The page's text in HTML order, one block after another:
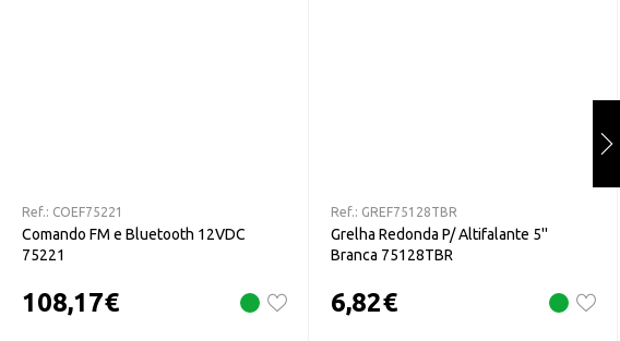
Ref.: COEF75221
Comando FM e Bluetooth 12VDC
75221
108,17€
Ref.: GREF75128TBR
Grelha Redonda P/ Altifalante 5''
Branca 75128TBR
6,82€